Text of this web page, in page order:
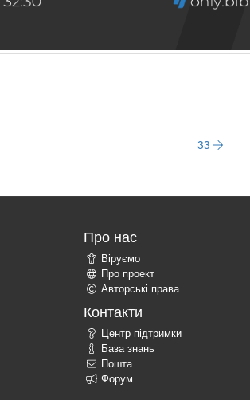
33
Про нас
Віруємо
Про проект
Авторські права
Контакти
Центр підтримки
База знань
Пошта
Форум